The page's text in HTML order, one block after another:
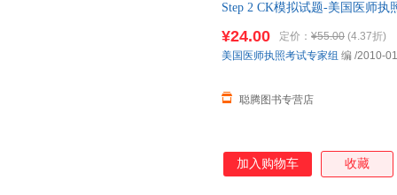
Step 2 CK模拟试题-美国医师
购！
¥24.00 定价： ¥55.00 (4.37折)
聪腾图书专营店
美国医师执照考试专家组 编 /2010-
加入购物车 收藏